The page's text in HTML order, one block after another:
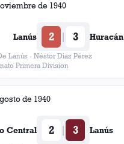
de 1940
Lanús 2 | 3 Huracán
Lanús - Néstor Diaz Pérez
Primera Division
de 1940
Central 2 | 3 Lanús